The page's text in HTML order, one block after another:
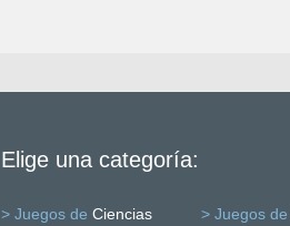
Elige una categoría:
> Juegos de Ciencias > Juegos de